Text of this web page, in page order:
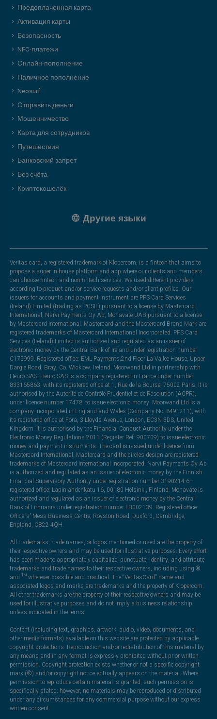
Предоплаченная карта
Активация карты
Безопасность
NFC-платежи
Онлайн-пополнение
Наличное пополнение
Neosurf
Отправить деньги
Мошенничество
Карта для сотрудников
Путешествия
Банковский запрет
Без счёта
Криптокошелёк
Другие языки
Veritas card, a registered trademark of Klopercom, is a fintech that aims to
propose a super in-house platform and app where our clients and members
can choose fintech and non-fintech services. We used different providers
according to product and/or service requests and/or client profiles. Our
issuers for accounts and payment instrument are PFS Card Services
(Ireland) Limited (trading as PCSIL) pursuant to a license by Mastercard
International, Narvi Payments Oy Ab, Monavate UAB pursuant to a license
by Mastercard International. Mastercard and the Mastercard Brand Mark are
registered trademarks of Mastercard International Incorporated. PFS Card
Services (Ireland) Limited is authorized and regulated as an issuer of
electronic money by the Central Bank of Ireland under registration number
C175999. Registered office: EML Payments,2nd Floor La Vallee House, Upper
Dargle Road, Bray, Co. Wicklow, Ireland. Moorwand Ltd in partnership with
Heuro SAS. Heuro SAS is a company registered in France under number
833165863, with its registered office at 1, Rue de la Bourse, 75002 Paris. It is
authorised by the Autorité de Contrôle Prudentiel et de Résolution (ACPR),
under licence number 17478, to issue electronic money. Moorwand Ltd is a
company incorporated in England and Wales (Company No. 8491211), with
its registered office at Fora, 3 Lloyds Avenue, London, EC3N 3DS, United
Kingdom. It is authorised by the Financial Conduct Authority under the
Electronic Money Regulations 2011 (Register Ref: 900709) to issue electronic
money and payment instruments. The card is issued under licence from
Mastercard International. Mastercard and the circles design are registered
trademarks of Mastercard International Incorporated. Narvi Payments Oy Ab
is authorized and regulated as an issuer of electronic money by the Finnish
Financial Supervisory Authority under registration number 3190214-6—
registered office: Lapinlahdenkatu 16, 00180 Helsinki, Finland. Monavate is
authorized and regulated as an issuer of electronic money by the Central
Bank of Lithuania under registration number LB002139. Registered office:
Officers' Mess Business Centre, Royston Road, Duxford, Cambridge,
England, CB22 4QH.
All trademarks, trade names, or logos mentioned or used are the property of
their respective owners and may be used for illustrative purposes. Every effort
has been made to appropriately capitalize, punctuate, identify, and attribute
trademarks and trade names to their respective owners, including using ®
and ™ wherever possible and practical. The “VeritasCard” name and
associated logos and marks are trademarks and the property of Klopercom.
All other trademarks are the property of their respective owners and may be
used for illustrative purposes and do not imply a business relationship
unless indicated in the terms.
Content (including text, graphics, artwork, audio, video, documents, and
other media formats) available on this website are protected by applicable
copyright protections. Reproduction and/or redistribution of this material by
any means and in any format is expressly prohibited without prior written
permission. Copyright protection exists whether or not a specific copyright
mark (©) and/or copyright notice actually appears on the material. Where
permission to reproduce certain material is granted, such permission is
specifically stated; however, no materials may be reproduced or distributed
under any circumstances for any commercial purpose without our express
written consent.